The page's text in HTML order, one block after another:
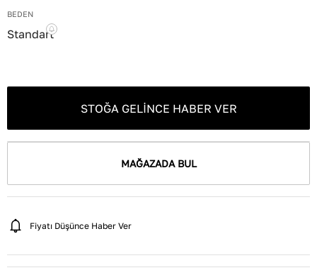
BEDEN
Standart
STOĞA GELINCE HABER VER
MAĞAZADA BUL
Fiyatı Düşünce Haber Ver